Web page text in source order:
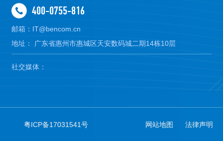
400-0755-816
邮箱：IT@bencom.cn
地址： 广东省惠州市惠城区天安数码城二期14栋10层
社交媒体：
粤ICP备17031541号 网站地图 法律声明